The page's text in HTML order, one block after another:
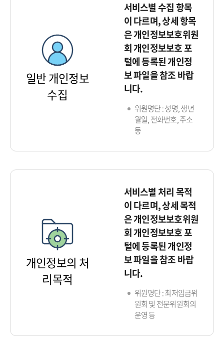
일반 개인정보
수집
서비스별 수집 항목
이 다르며, 상세 항목
은 개인정보보호위원
회 개인정보보호 포
털에 등록된 개인정
보 파일을 참조 바랍
니다.
위원명단 : 성명, 생년
월일, 전화번호, 주소
등
개인정보의 처
리목적
서비스별 처리 목적
이 다르며, 상세 목적
은 개인정보보호위원
회 개인정보보호 포
털에 등록된 개인정
보 파일을 참조 바랍
니다.
위원명단 : 최저임금위
원회 및 전문위원회의
운영 등